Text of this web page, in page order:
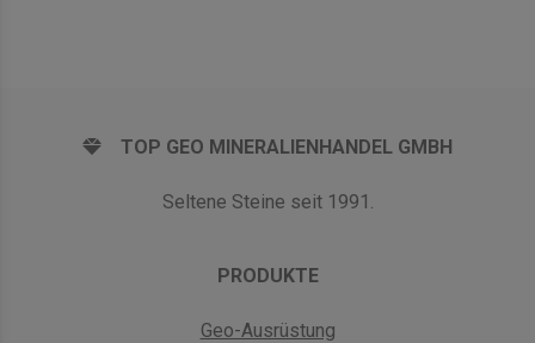
TOP GEO MINERALIENHANDEL GMBH
Seltene Steine seit 1991.
PRODUKTE
Geo-Ausrüstung